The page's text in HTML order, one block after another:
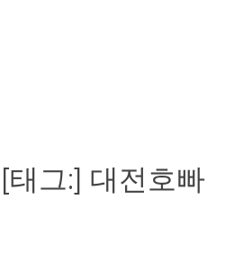
[태그:] 대전호빠